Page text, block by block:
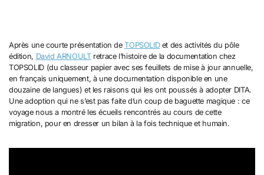
Après une courte présentation deTOPSOLIDet des activités du pôle
édition, David ARNOULTretrace l’histoire de la documentation chez
TOPSOLID (du classeur papier avec ses feuillets de mise à jour annuelle,
en français uniquement, à une documentation disponible en une
douzaine de langues) et les raisons qui les ont poussés à adopter DITA.
Une adoption qui ne s’est pas faite d’un coup de baguette magique : ce
voyage nous a montré les écueils rencontrés au cours de cette
migration, pour en dresser un bilan à la fois technique et humain.